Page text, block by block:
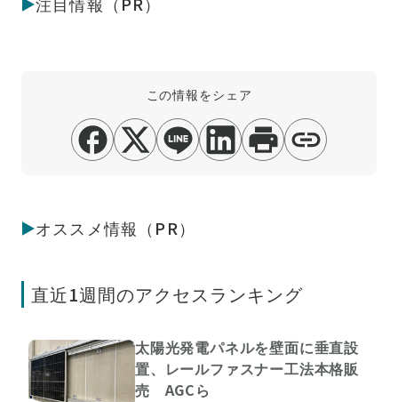
この情報をシェア
オススメ情報（PR）
直近1週間のアクセスランキング
太陽光発電パネルを壁面に垂直設
置、レールファスナー工法本格販
売 AGCら